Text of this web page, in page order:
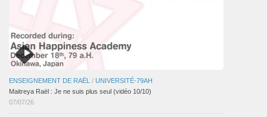
ENSEIGNEMENT DE RAËL / UNIVERSITÉ-79AH
Maitreya Raël : Je ne suis plus seul (vidéo 10/10)
07/07/26